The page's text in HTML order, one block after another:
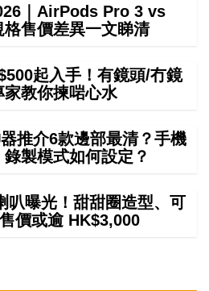
｜AirPods Pro 3 vs
售價差異一文睇清
起入手！有鏡頭/冇鏡
家教你揀啱心水
推介6款邊部最清？手機
製模式如何設定？
叭曝光！甜甜圈造型、可
價或逾 HK$3,000